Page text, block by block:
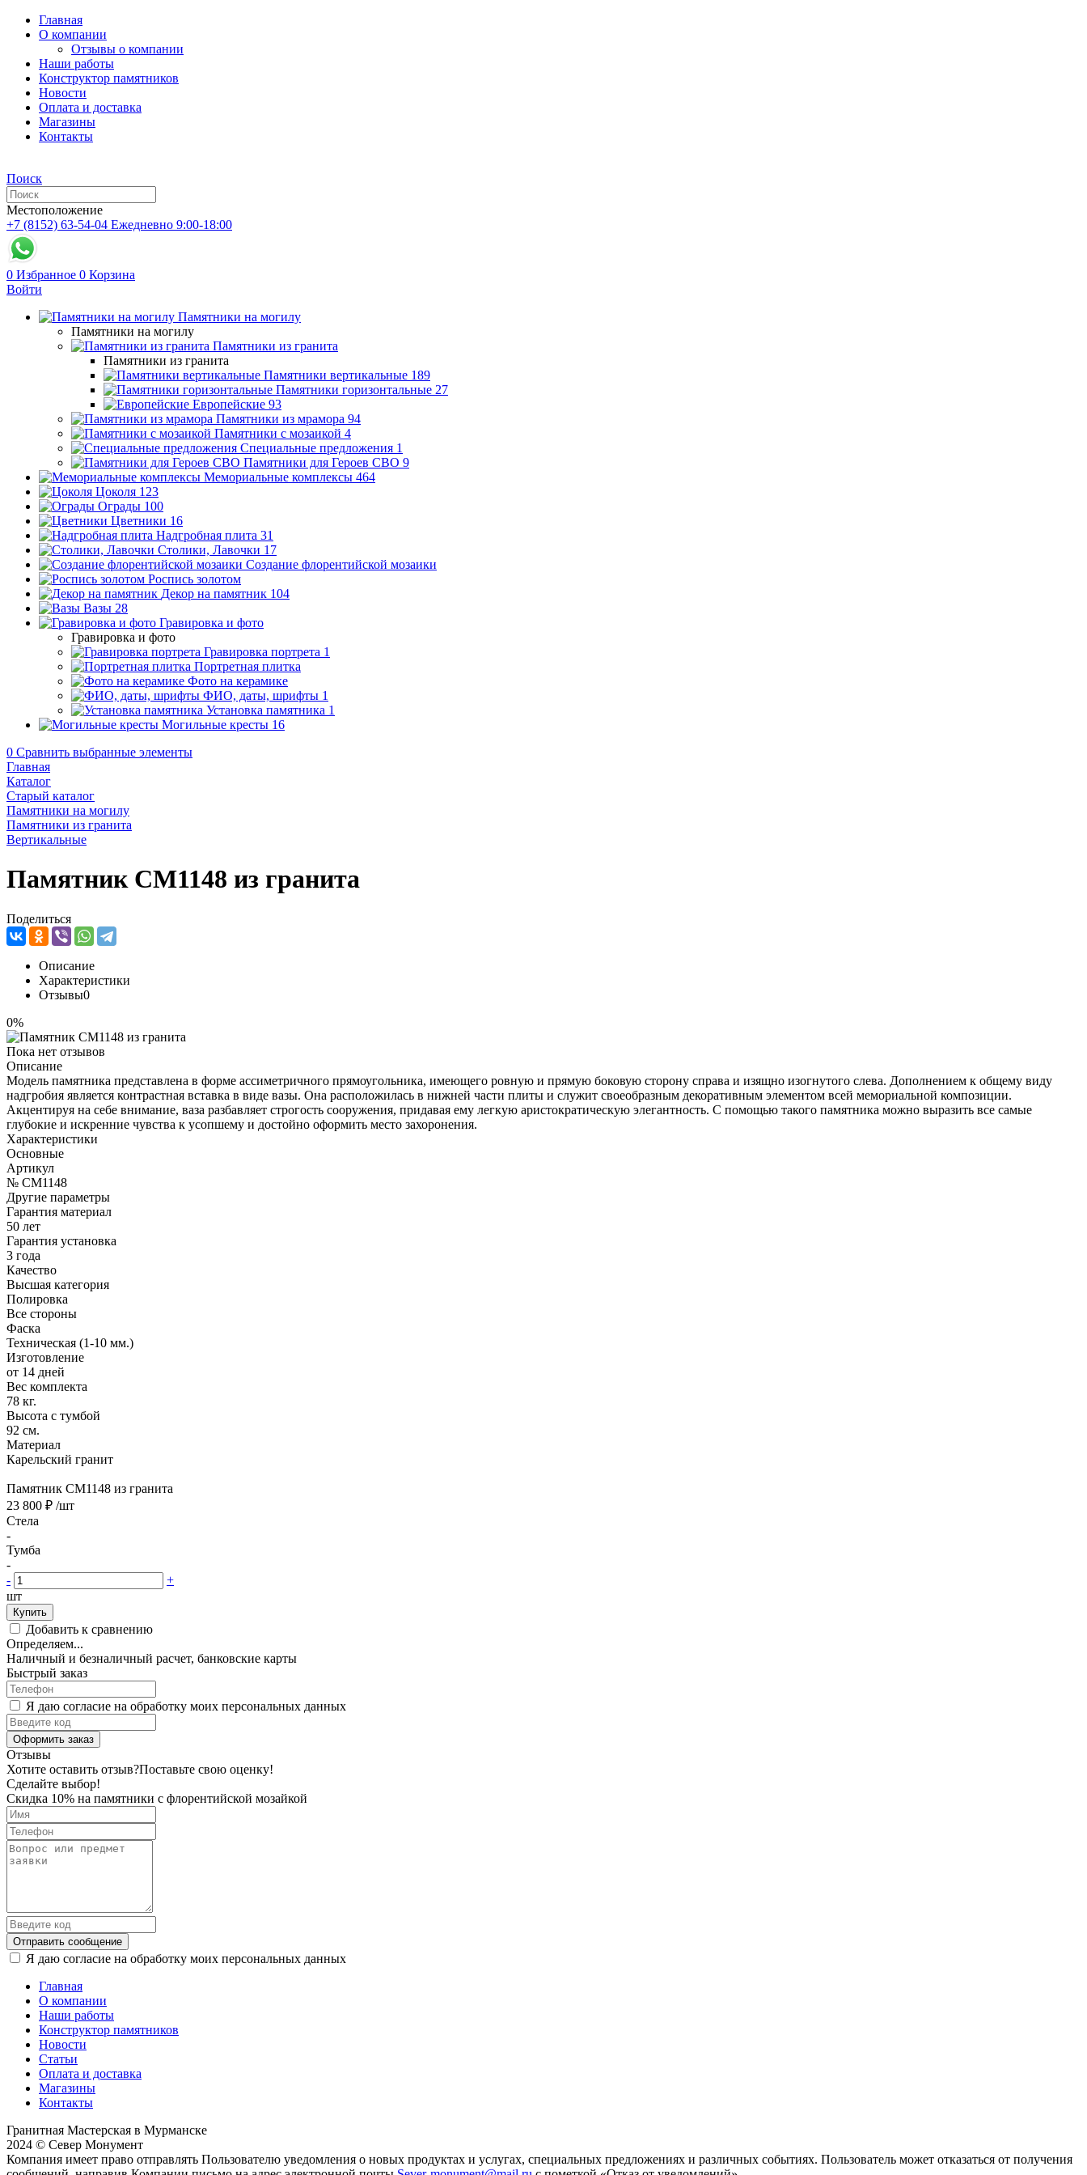
Главная
О компании
Отзывы о компании
Наши работы
Конструктор памятников
Новости
Оплата и доставка
Магазины
Контакты
Поиск
Местоположение
+7 (8152) 63-54-04 Ежедневно 9:00-18:00
0 Избранное 0 Корзина
Войти
Памятники на могилу
Памятники на могилу
Памятники из гранита
Памятники из гранита
Памятники вертикальные 189
Памятники горизонтальные 27
Европейские 93
Памятники из мрамора 94
Памятники с мозаикой 4
Специальные предложения 1
Памятники для Героев СВО 9
Мемориальные комплексы 464
Цоколя 123
Ограды 100
Цветники 16
Надгробная плита 31
Столики, Лавочки 17
Создание флорентийской мозаики
Роспись золотом
Декор на памятник 104
Вазы 28
Гравировка и фото
Гравировка и фото
Гравировка портрета 1
Портретная плитка
Фото на керамике
ФИО, даты, шрифты 1
Установка памятника 1
Могильные кресты 16
0 Сравнить выбранные элементы
Главная
Каталог
Старый каталог
Памятники на могилу
Памятники из гранита
Вертикальные
Памятник CM1148 из гранита
Поделиться
Описание
Характеристики
Отзывы0
0%
Пока нет отзывов
Описание
Модель памятника представлена в форме ассиметричного прямоугольника, имеющего ровную и прямую боковую сторону справа и изящно изогнутого слева. Дополнением к общему виду
надгробия является контрастная вставка в виде вазы. Она расположилась в нижней части плиты и служит своеобразным декоративным элементом всей мемориальной композиции.
Акцентируя на себе внимание, ваза разбавляет строгость сооружения, придавая ему легкую аристократическую элегантность. С помощью такого памятника можно выразить все самые
глубокие и искренние чувства к усопшему и достойно оформить место захоронения.
Характеристики
Основные
Артикул
№ CM1148
Другие параметры
Гарантия материал
50 лет
Гарантия установка
3 года
Качество
Высшая категория
Полировка
Все стороны
Фаска
Техническая (1-10 мм.)
Изготовление
от 14 дней
Вес комплекта
78 кг.
Высота с тумбой
92 см.
Материал
Карельский гранит
Памятник CM1148 из гранита
23 800 ₽ /шт
Стела
-
Тумба
-
-
+
шт
Купить
Добавить к сравнению
Определяем...
Наличный и безналичный расчет, банковские карты
Быстрый заказ
Я даю согласие на обработку моих персональных данных
Оформить заказ
Отзывы
Хотите оставить отзыв?Поставьте свою оценку!
Сделайте выбор!
Скидка 10% на памятники с флорентийской мозайкой
Отправить сообщение
Я даю согласие на обработку моих персональных данных
Главная
О компании
Наши работы
Конструктор памятников
Новости
Статьи
Оплата и доставка
Магазины
Контакты
Гранитная Мастерская в Мурманске
2024 © Север Монумент
Компания имеет право отправлять Пользователю уведомления о новых продуктах и услугах, специальных предложениях и различных событиях. Пользователь может отказаться от получения